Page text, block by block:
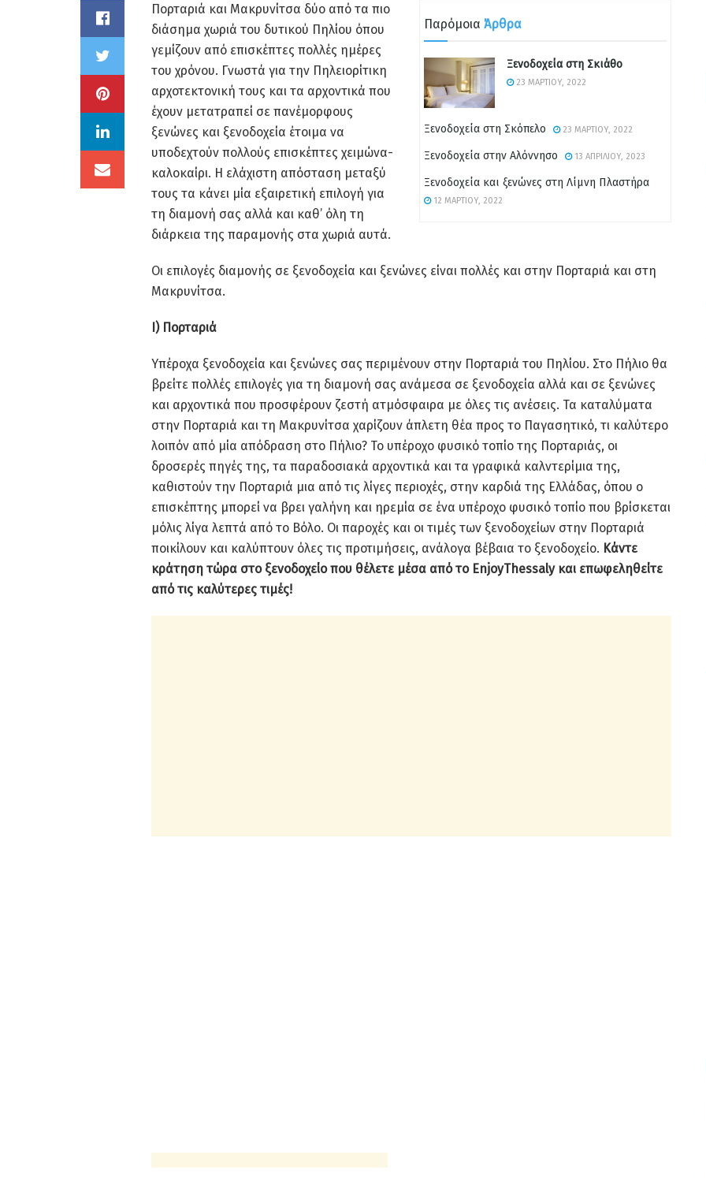
Παρόμοια Άρθρα
Ξενοδοχεία στη Σκιάθο
23 ΜΑΡΤΊΟΥ, 2022
Ξενοδοχεία στη Σκόπελο 23 ΜΑΡΤΊΟΥ, 2022
Ξενοδοχεία στην Αλόννησο 13 ΑΠΡΙΛΊΟΥ, 2023
Ξενοδοχεία και ξενώνες στη Λίμνη Πλαστήρα
12 ΜΑΡΤΊΟΥ, 2022
Πορταριά και Μακρυνίτσα δύο από τα πιο
διάσημα χωριά του δυτικού Πηλίου όπου
γεμίζουν από επισκέπτες πολλές ημέρες
του χρόνου. Γνωστά για την Πηλειορίτικη
αρχοτεκτονική τους και τα αρχοντικά που
έχουν μετατραπεί σε πανέμορφους
ξενώνες και ξενοδοχεία έτοιμα να
υποδεχτούν πολλούς επισκέπτες χειμώνα-
καλοκαίρι. Η ελάχιστη απόσταση μεταξύ
τους τα κάνει μία εξαιρετική επιλογή για
τη διαμονή σας αλλά και καθ’ όλη τη
διάρκεια της παραμονής στα χωριά αυτά.
Οι επιλογές διαμονής σε ξενοδοχεία και ξενώνες είναι πολλές και στην Πορταριά και στη
Μακρυνίτσα.
Ι) Πορταριά
Υπέροχα ξενοδοχεία και ξενώνες σας περιμένουν στην Πορταριά του Πηλίου. Στο Πήλιο θα
βρείτε πολλές επιλογές για τη διαμονή σας ανάμεσα σε ξενοδοχεία αλλά και σε ξενώνες
και αρχοντικά που προσφέρουν ζεστή ατμόσφαιρα με όλες τις ανέσεις. Τα καταλύματα
στην Πορταριά και τη Μακρυνίτσα χαρίζουν άπλετη θέα προς το Παγασητικό, τι καλύτερο
λοιπόν από μία απόδραση στο Πήλιο? Το υπέροχο φυσικό τοπίο της Πορταριάς, οι
δροσερές πηγές της, τα παραδοσιακά αρχοντικά και τα γραφικά καλντερίμια της,
καθιστούν την Πορταριά μια από τις λίγες περιοχές, στην καρδιά της Ελλάδας, όπου ο
επισκέπτης μπορεί να βρει γαλήνη και ηρεμία σε ένα υπέροχο φυσικό τοπίο που βρίσκεται
μόλις λίγα λεπτά από το Βόλο. Οι παροχές και οι τιμές των ξενοδοχείων στην Πορταριά
ποικίλουν και καλύπτουν όλες τις προτιμήσεις, ανάλογα βέβαια το ξενοδοχείο. Κάντε
κράτηση τώρα στο ξενοδοχείο που θέλετε μέσα από το EnjoyThessaly και επωφεληθείτε
από τις καλύτερες τιμές!